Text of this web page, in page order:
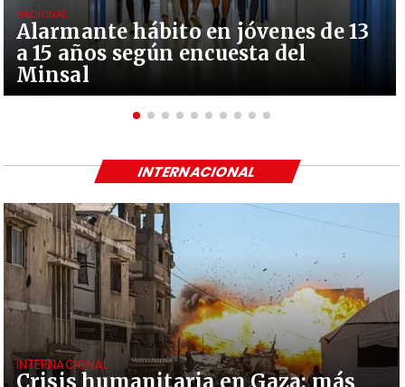
Alarmante hábito en jóvenes de 13
a 15 años según encuesta del
Minsal
NACIONAL
Crisis humanitaria en Gaza: más
INTERNACIONAL
INTERNACIONAL